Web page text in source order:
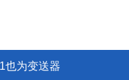
也为变送器